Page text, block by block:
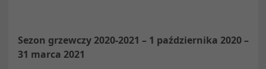
Sezon grzewczy 2020-2021 – 1 października 2020 –
31 marca 2021